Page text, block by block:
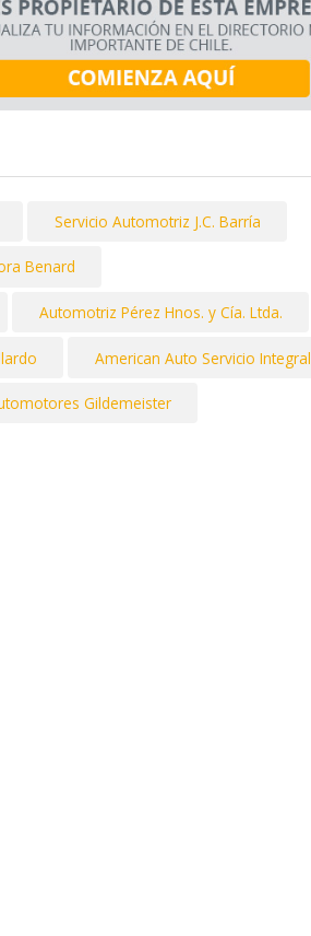
Servicio Automotriz J.C. Barría
Benard
Automotriz Pérez Hnos. y Cía. Ltda.
American Auto Servicio Integral
Gildemeister